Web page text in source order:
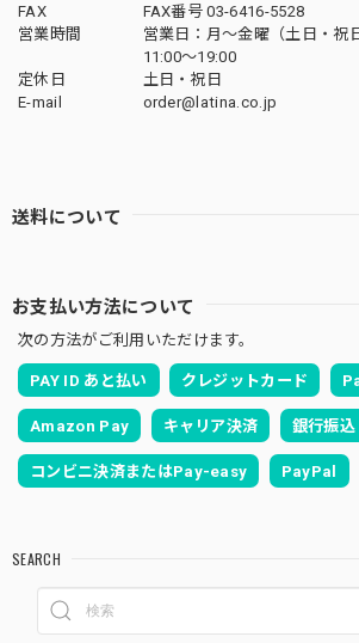
FAX
FAX番号 03-6416-5528
営業時間
営業日：月〜金曜（土日・祝
11:00〜19:00
定休日
土日・祝日
E-mail
order@latina.co.jp
送料について
お支払い方法について
次の方法がご利用いただけます。
PAY ID あと払い クレジットカード
Amazon Pay キャリア決済 銀行振込
コンビニ決済またはPay-easy PayPal
SEARCH